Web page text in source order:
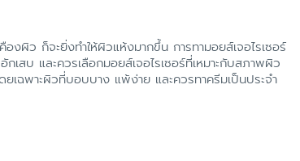
งผิว ก็จะยิ่งทำให้ผิวแห้งมากขึ้น การทามอยส์เจอไรเซอร์
สบ และควรเลือกมอยส์เจอไรเซอร์ที่เหมาะกับสภาพผิว
ยเฉพาะผิวที่บอบบาง แพ้ง่าย และควรทาครีมเป็นประจำ